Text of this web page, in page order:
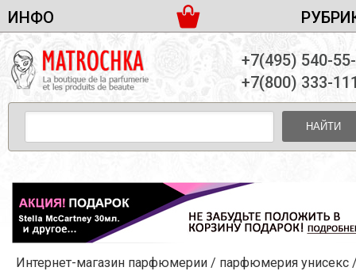
ИНФО
ДОСТАВКА И ОПЛАТА
ПАРТНЕРСТВО
КОНТАКТЫ
ЖЕНСКАЯ ПАРФЮМЕРИЯ
МУЖСКАЯ ПАРФЮМЕРИЯ
УНИСЕКС ПАРФЮМЕРИЯ
ЖЕНСКИЕ НАБОРЫ
МУЖСКИЕ НАБОРЫ
УНИСЕКС НАБОРЫ
УХОД ЗА ЛИЦОМ
УХОД ЗА ТЕЛОМ
+7(495) 540-
+7(800) 333-
НАЙТИ
Интернет-магазин парфюмерии / парфюмерия унисекс